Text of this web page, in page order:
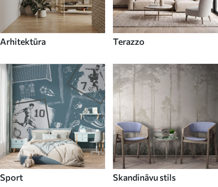
Arhitektūra Terazzo
Sport Skandināvu stils